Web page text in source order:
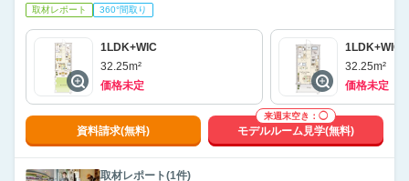
取材レポート 360°間取り
1LDK+WIC
32.25m²
価格未定
1LDK+WIC
32.25m²
価格未定
資料請求(無料)
来週末空き：◯
モデルルーム見学(無料)
取材レポート(1件)